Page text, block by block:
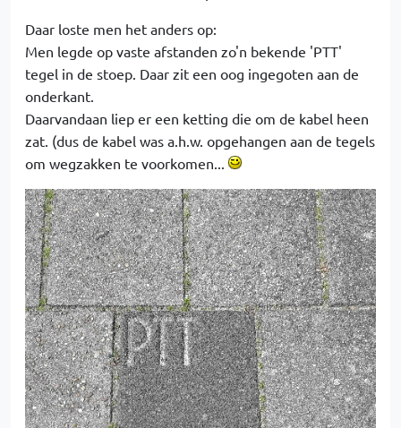
Daar loste men het anders op:
Men legde op vaste afstanden zo'n bekende 'PTT'
tegel in de stoep. Daar zit een oog ingegoten aan de
onderkant.
Daarvandaan liep er een ketting die om de kabel heen
zat. (dus de kabel was a.h.w. opgehangen aan de tegels
om wegzakken te voorkomen...